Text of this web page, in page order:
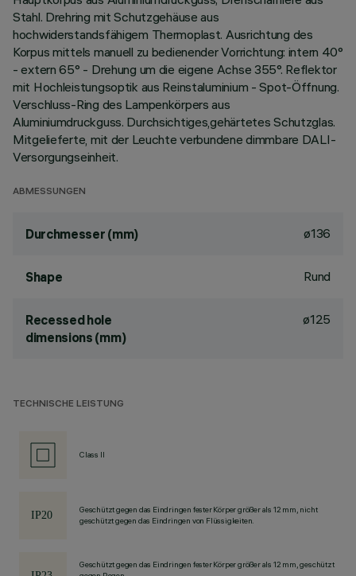
Stahl. Drehring mit Schutzgehäuse aus
hochwiderstandsfähigem Thermoplast. Ausrichtung des
Korpus mittels manuell zu bedienender Vorrichtung: intern 40°
- extern 65° - Drehung um die eigene Achse 355°. Reflektor
mit Hochleistungsoptik aus Reinstaluminium - Spot-Öffnung.
Verschluss-Ring des Lampenkörpers aus
Aluminiumdruckguss. Durchsichtiges,gehärtetes Schutzglas.
Mitgelieferte, mit der Leuchte verbundene dimmbare DALI-
Versorgungseinheit.
ABMESSUNGEN
Durchmesser (mm) ø136
Shape Rund
Recessed hole
dimensions (mm)
ø125
TECHNISCHE LEISTUNG
Class II
Geschützt gegen das Eindringen fester Körper größer als 12 mm, nicht
geschützt gegen das Eindringen von Flüssigkeiten.
Geschützt gegen das Eindringen fester Körper größer als 12 mm, geschützt